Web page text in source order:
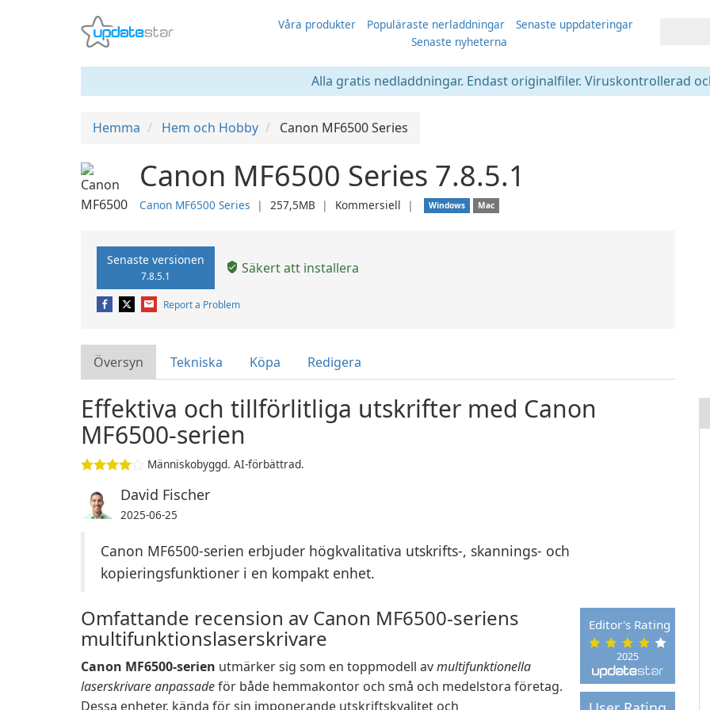
Våra produkter Populäraste nerladdningar
Senaste uppdateringar
Senaste nyheterna
Alla gratis nedladdningar. Endast originalfiler. Viruskontrollerad
Hemma Hem och Hobby Canon MF6500 Series
Canon MF6500 Series 7.8.5.1
Canon MF6500 Series ❘ 257,5MB ❘ Kommersiell ❘ Windows Mac
Senaste versionen
7.8.5.1 Säkert att installera
Report a Problem
Översyn Tekniska Köpa Redigera
Effektiva och tillförlitliga utskrifter med Canon
MF6500-serien
Människobyggd. AI-förbättrad.
David Fischer
2025-06-25
Canon MF6500-serien erbjuder högkvalitativa utskrifts-, skannings- och
kopieringsfunktioner i en kompakt enhet.
2025
Editor's Rating
Omfattande recension av Canon MF6500-seriens
multifunktionslaserskrivare
Canon MF6500-serien utmärker sig som en toppmodell avmultifunktionella
laserskrivare anpassadeför både hemmakontor och små och medelstora företag.
Dessa enheter, kända för sin imponerande utskriftskvalitet och